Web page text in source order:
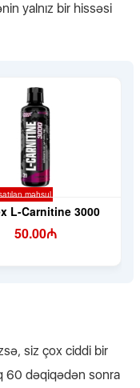
yalnız bir hissəsi
siz çox ciddi bir
60 dəqiqədən sonra